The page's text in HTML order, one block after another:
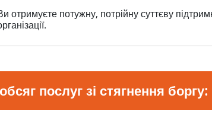
отримуєте потужну, потрійну суттєву
послуг зі стягнення боргу: